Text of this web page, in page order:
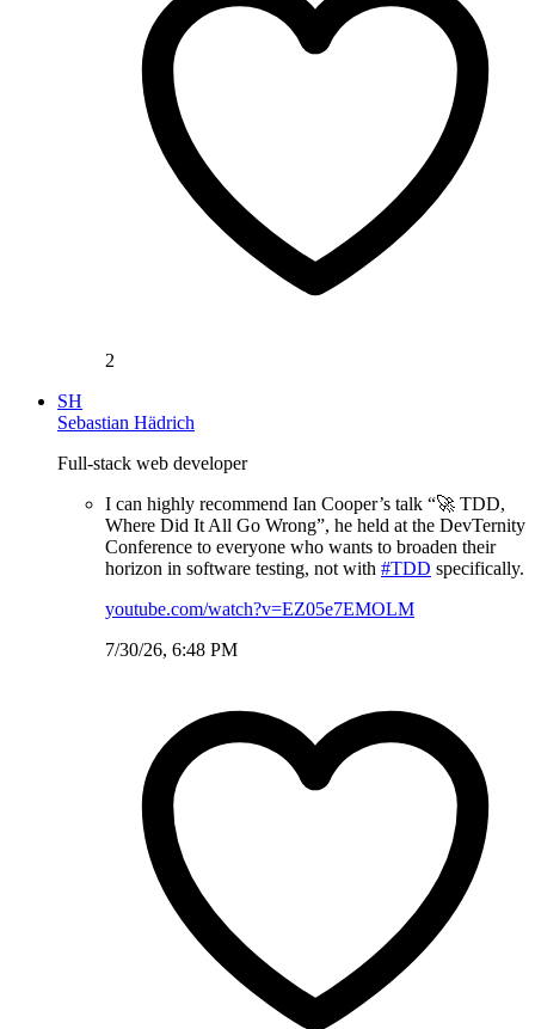
2
SH
Sebastian Hädrich
Full-stack web developer
I can highly recommend Ian Cooper’s talk “🚀 TDD,
Where Did It All Go Wrong”, he held at the DevTernity
Conference to everyone who wants to broaden their
horizon in software testing, not with #TDD specifically.
youtube.com/watch?v=EZ05e7EMOLM
7/30/26, 6:48 PM